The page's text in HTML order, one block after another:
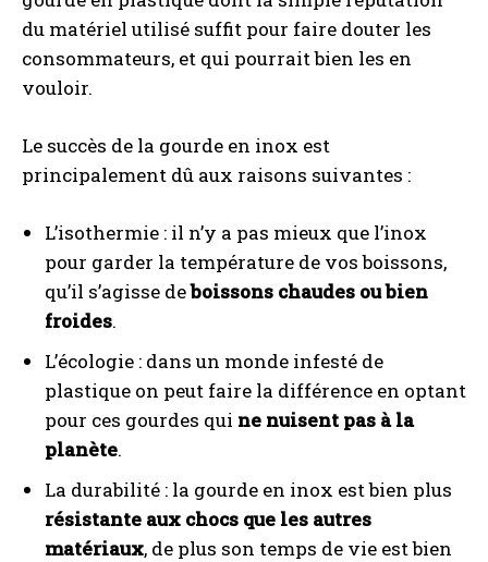
du matériel utilisé suffit pour faire douter les
consommateurs, et qui pourrait bien les en
vouloir.
Le succès de la gourde en inox est
principalement dû aux raisons suivantes :
L’isothermie : il n’y a pas mieux que l’inox
pour garder la température de vos boissons,
qu’il s’agisse deboissons chaudes ou bien
froides.
L’écologie : dans un monde infesté de
plastique on peut faire la différence en optant
pour ces gourdes qui ne nuisent pas à la
planète.
La durabilité : la gourde en inox est bien plus
résistante aux chocs que les autres
matériaux, de plus son temps de vie est bien